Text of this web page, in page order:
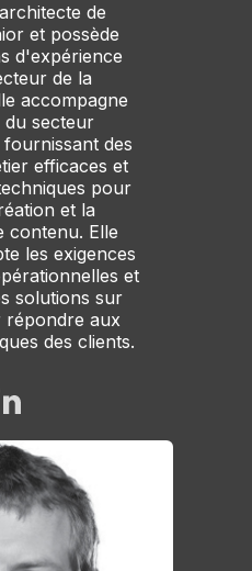
de
et possède
d'expérience
de la
accompagne
du secteur
des
efficaces et
pour
et la
contenu. Elle
les exigences
et
solutions sur
répondre aux
des clients.